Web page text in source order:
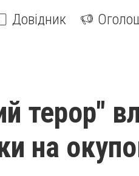
Довідник
терор"
на